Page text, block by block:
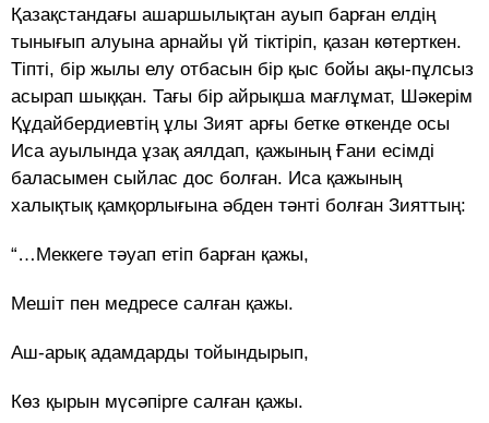
Қазақстандағы ашаршылықтан ауып барған елдің
тынығып алуына арнайы үй тіктіріп, қазан көтерткен.
Тіпті, бір жылы елу отбасын бір қыс бойы ақы-пұлсыз
асырап шыққан. Тағы бір айрықша мағлұмат, Шәкерім
Құдайбердиевтің ұлы Зият арғы бетке өткенде осы
Иса ауылында ұзақ аялдап, қажының Ғани есімді
баласымен сыйлас дос болған. Иса қажының
халықтық қамқорлығына әбден тәнті болған Зияттың:
“…Меккеге тәуап етіп барған қажы,
Мешіт пен медресе салған қажы.
Аш-арық адамдарды тойындырып,
Көз қырын мүсәпірге салған қажы.